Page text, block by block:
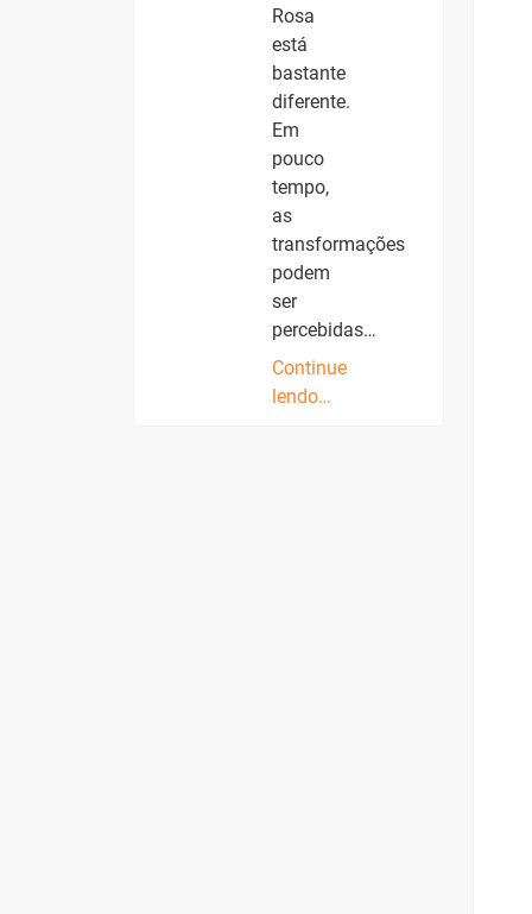
Rosa
está
bastante
diferente.
Em
pouco
tempo,
as
transformações
podem
ser
percebidas…
Continue
lendo…